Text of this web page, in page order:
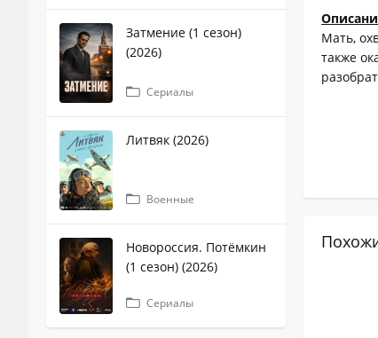
Затмение (1 сезон)
(2026)
Сериалы
Литвяк (2026)
Военные
Новороссия. Потёмкин
(1 сезон) (2026)
Сериалы
Мать,
также